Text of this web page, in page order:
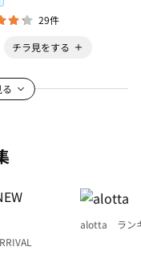
29件
チラ見をする
alotta ラン